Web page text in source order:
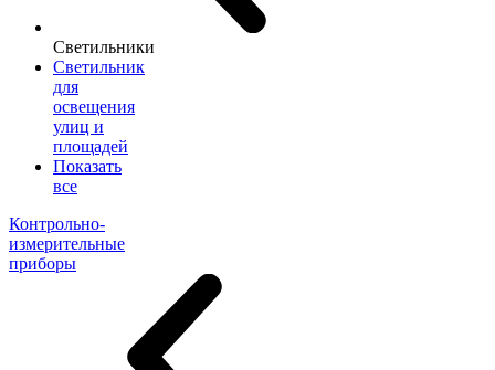
Светильники
Светильник
для
освещения
улиц и
площадей
Показать
все
Контрольно-
измерительные
приборы